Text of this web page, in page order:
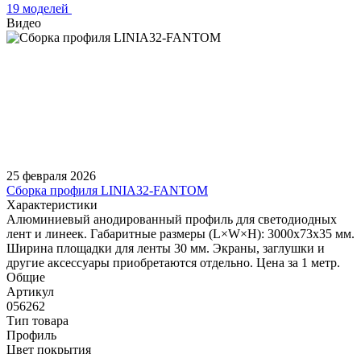
19 моделей
Видео
25 февраля 2026
Сборка профиля LINIA32-FANTOM
Характеристики
Алюминиевый анодированный профиль для светодиодных
лент и линеек. Габаритные размеры (L×W×H): 3000x73х35 мм.
Ширина площадки для ленты 30 мм. Экраны, заглушки и
другие аксессуары приобретаются отдельно. Цена за 1 метр.
Общие
Артикул
056262
Тип товара
Профиль
Цвет покрытия